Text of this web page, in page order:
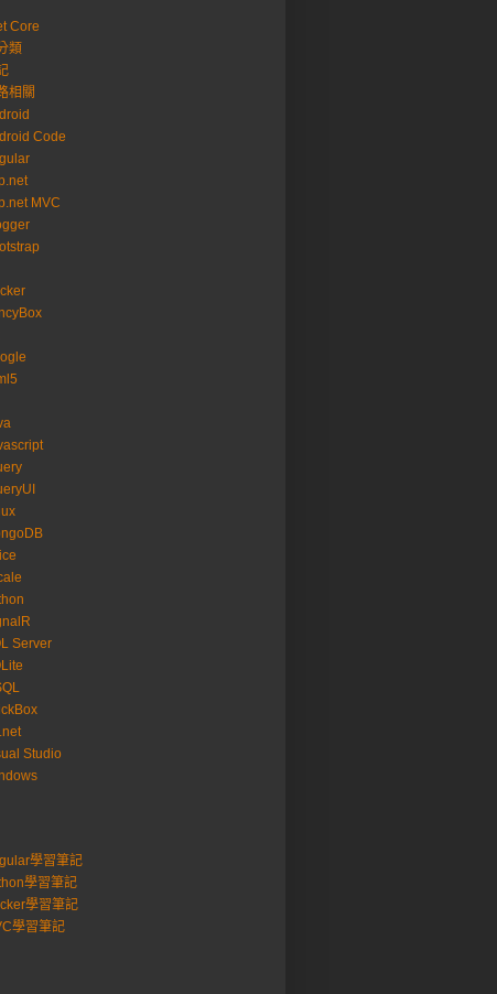
Core
類
相關
Code
MVC
Server
Studio
學習筆記
學習筆記
學習筆記
學習筆記